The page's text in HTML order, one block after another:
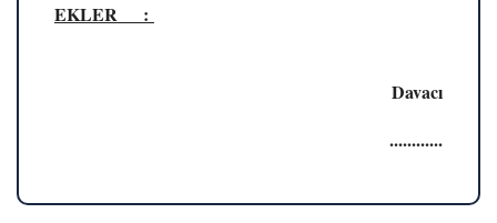
EKLER :
Davacı
............